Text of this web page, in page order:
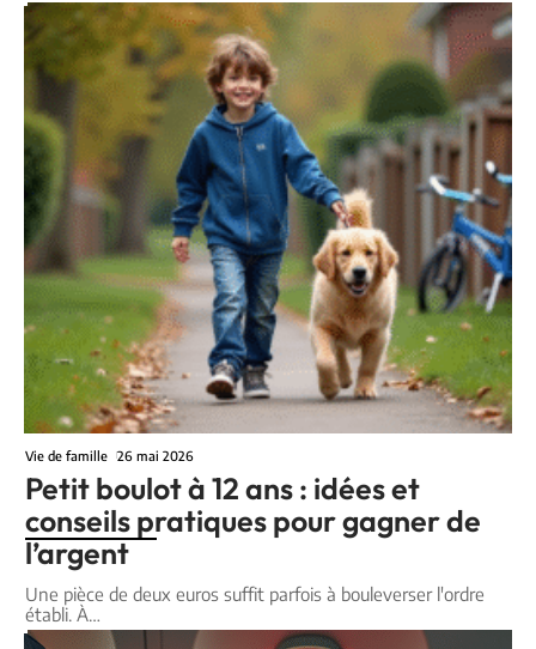
Vie de famille 26 mai 2026
Petit boulot à 12 ans : idées et
conseils pratiques pour gagner de
l’argent
Une pièce de deux euros suffit parfois à bouleverser l'ordre
établi. À